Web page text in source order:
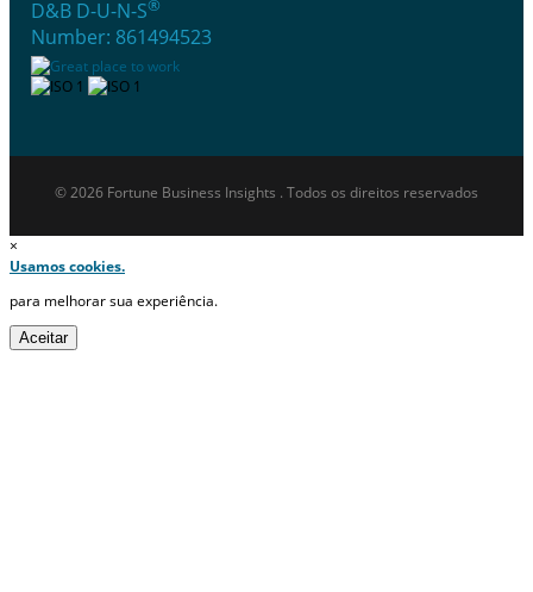
D&B D-U-N-S®
Number: 861494523
© 2026 Fortune Business Insights . Todos os direitos reservados
×
Usamos cookies.
para melhorar sua experiência.
Aceitar